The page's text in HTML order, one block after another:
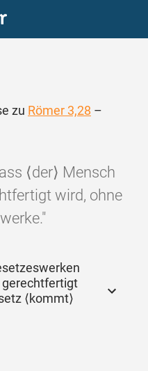
zu Römer 3,28 –
⟨der⟩ Mensch
wird, ohne
gerechtfertigt
⟨kommt⟩